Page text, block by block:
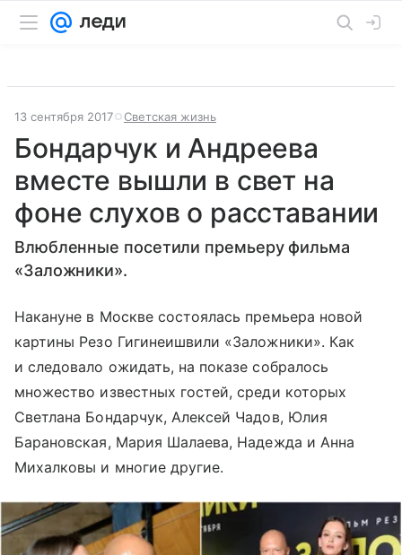
13 сентября 2017 Светская жизнь
Бондарчук и Андреева
вместе вышли в свет на
фоне слухов о расставании
Влюбленные посетили премьеру фильма
«Заложники».
Накануне в Москве состоялась премьера новой
картины Резо Гигинеишвили «Заложники». Как
и следовало ожидать, на показе собралось
множество известных гостей, среди которых
Светлана Бондарчук, Алексей Чадов, Юлия
Барановская, Мария Шалаева, Надежда и Анна
Михалковы и многие другие.